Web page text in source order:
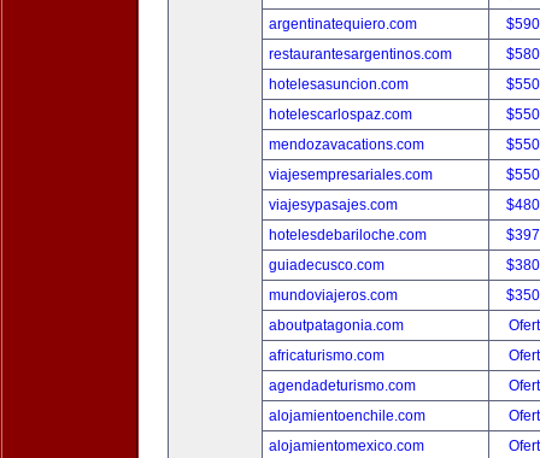
argentinatequiero.com
restaurantesargentinos.com
hotelesasuncion.com
hotelescarlospaz.com
mendozavacations.com
viajesempresariales.com
viajesypasajes.com
hotelesdebariloche.com
guiadecusco.com
mundoviajeros.com
aboutpatagonia.com
africaturismo.com
agendadeturismo.com
alojamientoenchile.com
alojamientomexico.com